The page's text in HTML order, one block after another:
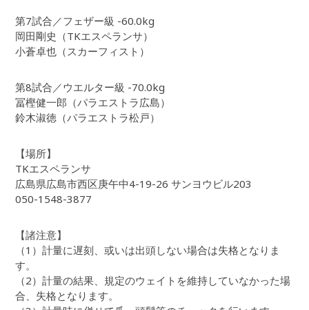
第7試合／フェザー級 -60.0kg
岡田剛史（TKエスペランサ）
小蒼卓也（スカーフィスト）
第8試合／ウエルター級 -70.0kg
冨樫健一郎（パラエストラ広島）
鈴木淑徳（パラエストラ松戸）
【場所】
TKエスペランサ
広島県広島市西区庚午中4-19-26 サンヨウビル203
050-1548-3877
【諸注意】
（1）計量に遅刻、或いは出頭しない場合は失格となりま
す。
（2）計量の結果、規定のウェイトを維持していなかった場
合、失格となります。